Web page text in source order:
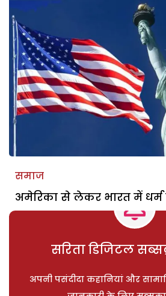
समाज
अमेरिका से लेकर भारत में
सरिता डिजिटल
अपनी पसंदीदा कहानियां और